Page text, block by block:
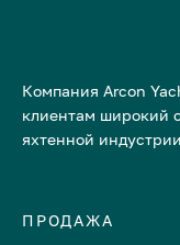
Компания Arcon
клиентам широкий
яхтенной
ПРОДАЖА